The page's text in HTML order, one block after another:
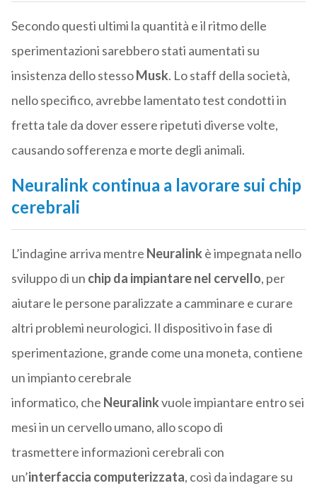
Secondo questi ultimi la quantità e il ritmo delle
sperimentazioni sarebbero stati aumentati su
insistenza dello stessoMusk. Lo staff della società,
nello specifico, avrebbe lamentato test condotti in
fretta tale da dover essere ripetuti diverse volte,
causando sofferenza e morte degli animali.
Neuralink continua a lavorare sui chip
cerebrali
L’indagine arriva mentre Neuralinkè impegnata nello
sviluppo di un chip da impiantare nel cervello, per
aiutare le persone paralizzate a camminare e curare
altri problemi neurologici. Il dispositivo in fase di
sperimentazione, grande come una moneta, contiene
un impianto cerebrale
informatico, che Neuralinkvuole impiantare entro sei
mesi in un cervello umano, allo scopo di
trasmettere informazioni cerebrali con
un’interfaccia computerizzata, così da indagare su